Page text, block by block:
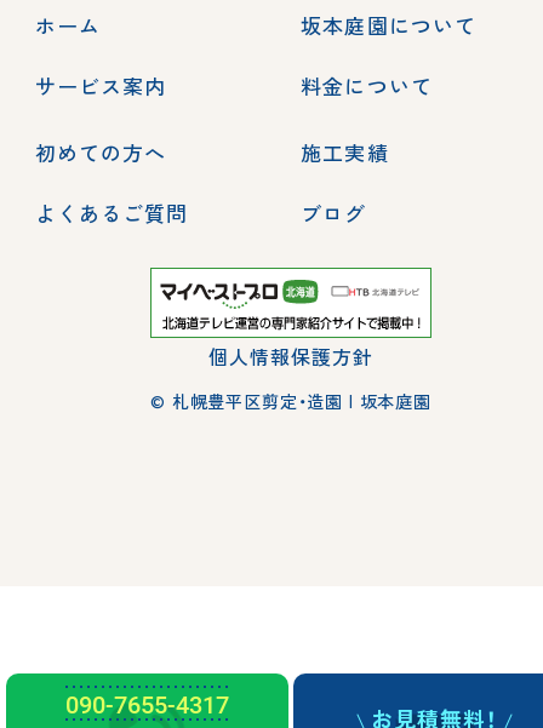
090-7655-4317 お見積無料！
ホーム
坂本庭園について
サービス案内
料金について
初めての方へ
施工実績
よくあるご質問
ブログ
個人情報保護方針
© 札幌豊平区剪定・造園 | 坂本庭園